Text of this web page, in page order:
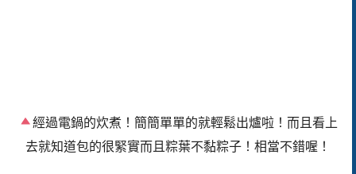
經過電鍋的炊煮！簡簡單單的就輕鬆出爐啦！而且看上
去就知道包的很緊實而且粽葉不黏粽子！相當不錯喔！